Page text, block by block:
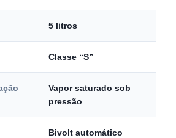
5 litros
Classe “S”
Vapor saturado sob
pressão
Bivolt automático